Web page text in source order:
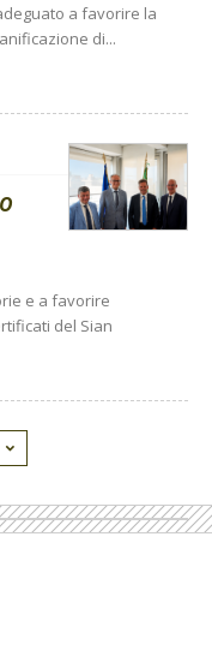
a favorire la
di...
e a favorire
del Sian